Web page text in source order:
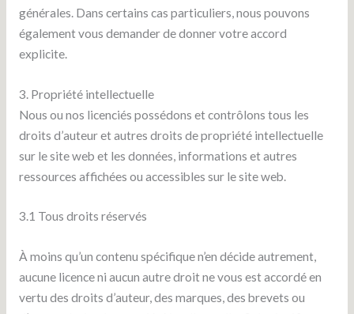
générales. Dans certains cas particuliers, nous pouvons
également vous demander de donner votre accord
explicite.
3. Propriété intellectuelle
Nous ou nos licenciés possédons et contrôlons tous les
droits d’auteur et autres droits de propriété intellectuelle
sur le site web et les données, informations et autres
ressources affichées ou accessibles sur le site web.
3.1 Tous droits réservés
À moins qu’un contenu spécifique n’en décide autrement,
aucune licence ni aucun autre droit ne vous est accordé en
vertu des droits d’auteur, des marques, des brevets ou